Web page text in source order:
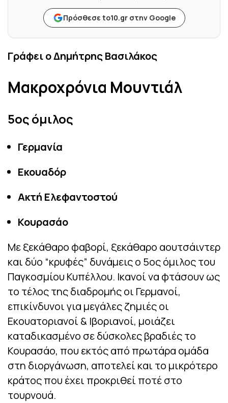
Πρόσθεσε to10.gr στην Google
Γράφει ο Δημήτρης Βασιλάκος
Μακροχρόνια Μουντιάλ
5ος όμιλος
Γερμανία
Εκουαδόρ
Ακτή Ελεφαντοστού
Κουρασάο
Με ξεκάθαρο φαβορί, ξεκάθαρο αουτσάιντερ
και δύο “κρυφές” δυνάμεις ο 5ος όμιλος του
Παγκοσμίου Κυπέλλου. Ικανοί να φτάσουν ως
το τέλος της διαδρομής οι Γερμανοί,
επικίνδυνοι για μεγάλες ζημιές οι
Εκουατοριανοί & Ιβοριανοί, μοιάζει
καταδικασμένο σε δύσκολες βραδιές το
Κουρασάο, που εκτός από πρωτάρα ομάδα
στη διοργάνωση, αποτελεί και το μικρότερο
κράτος που έχει προκριθεί ποτέ στο
τουρνουά.